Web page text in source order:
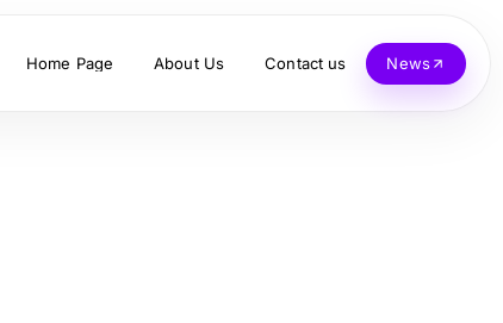
Home Page About Us Contact us News